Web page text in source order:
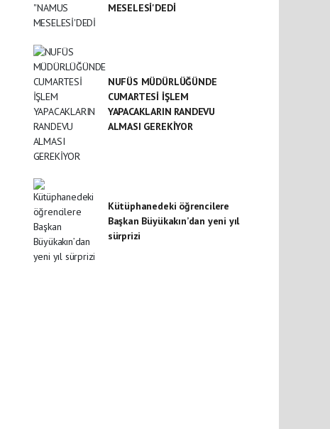
MESELESİ'DEDİ
NUFÜS MÜDÜRLÜĞÜNDE
CUMARTESİ İŞLEM
YAPACAKLARIN RANDEVU
ALMASI GEREKİYOR
Kütüphanedeki öğrencilere
Başkan Büyükakın’dan yeni yıl
sürprizi